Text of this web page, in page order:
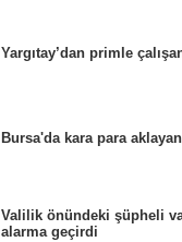
Yargıtay’dan primle
Bursa'da kara para
Valilik önündeki şüpheli
alarma geçirdi